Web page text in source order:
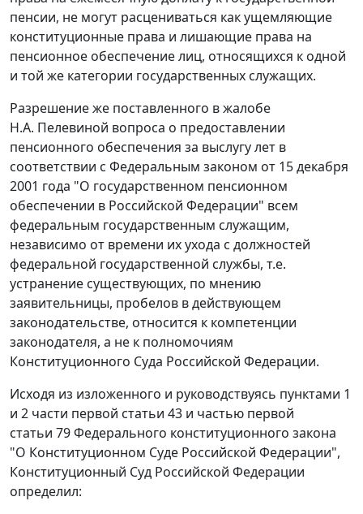
пенсии, не могут расцениваться как ущемляющие
конституционные права и лишающие права на
пенсионное обеспечение лиц, относящихся к одной
и той же категории государственных служащих.
Разрешение же поставленного в жалобе
Н.А. Пелевиной вопроса о предоставлении
пенсионного обеспечения за выслугу лет в
соответствии с Федеральным законом от 15 декабря
2001 года "О государственном пенсионном
обеспечении в Российской Федерации" всем
федеральным государственным служащим,
независимо от времени их ухода с должностей
федеральной государственной службы, т.е.
устранение существующих, по мнению
заявительницы, пробелов в действующем
законодательстве, относится к компетенции
законодателя, а не к полномочиям
Конституционного Суда Российской Федерации.
Исходя из изложенного и руководствуясь пунктами 1
и 2 части первой статьи 43 и частью первой
статьи 79Федерального конституционного закона
"О Конституционном Суде Российской Федерации",
Конституционный Суд Российской Федерации
определил: